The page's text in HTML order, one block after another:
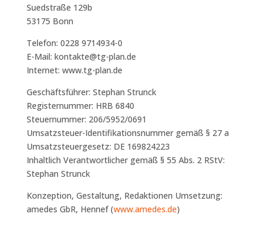
Suedstraße 129b
53175 Bonn
Telefon: 0228 9714934-0
E-Mail: kontakte@tg-plan.de
Internet: www.tg-plan.de
Geschäftsführer: Stephan Strunck
Registernummer: HRB 6840
Steuernummer: 206/5952/0691
Umsatzsteuer-Identifikationsnummer gemäß § 27 a
Umsatzsteuergesetz: DE 169824223
Inhaltlich Verantwortlicher gemäß § 55 Abs. 2 RStV:
Stephan Strunck
Konzeption, Gestaltung, Redaktionen Umsetzung:
amedes GbR, Hennef (www.amedes.de)